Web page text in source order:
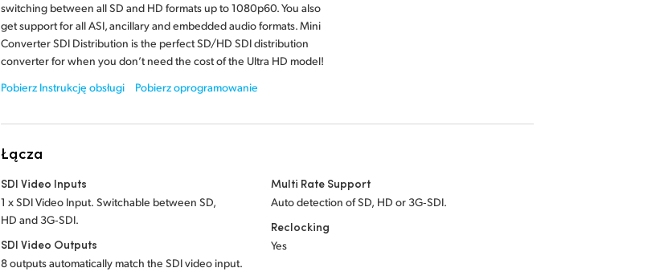
switching between all SD and HD formats up to 1080p60. You also
get support for all ASI, ancillary and embedded audio formats. Mini
Converter SDI Distribution is the perfect SD/HD SDI distribution
converter for when you don’t need the cost of the Ultra HD model!
Pobierz Instrukcję obsługi
Pobierz oprogramowanie
Łącza
SDI Video Inputs
1 x SDI Video Input. Switchable between SD,
HD and 3G‑SDI.
SDI Video Outputs
8 outputs automatically match the SDI video input.
Multi Rate Support
Auto detection of SD, HD or 3G‑SDI.
Reclocking
Yes